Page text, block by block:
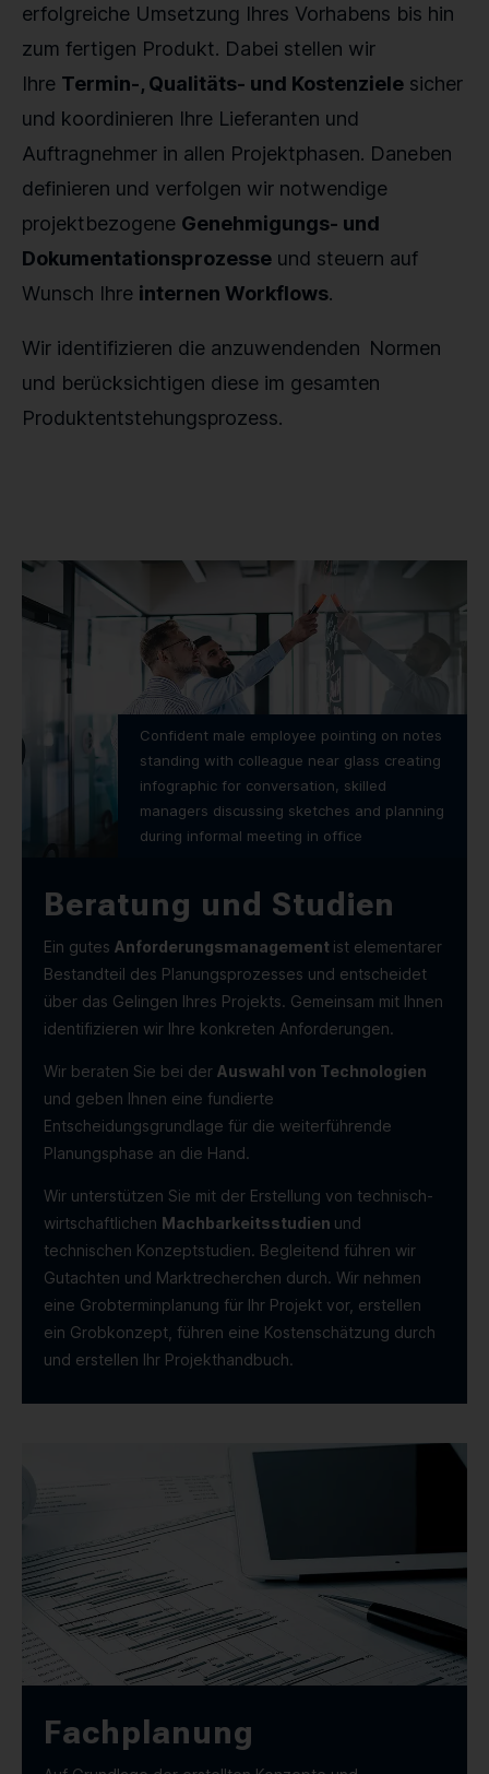
erfolgreiche Umsetzung Ihres Vorhabens bis hin
zum fertigen Produkt. Dabei stellen wir
Ihre Termin-, Qualitäts- und Kostenziele sicher
und koordinieren Ihre Lieferanten und
Auftragnehmer in allen Projektphasen. Daneben
definieren und verfolgen wir notwendige
projektbezogene Genehmigungs- und
Dokumentationsprozesse und steuern auf
Wunsch Ihre internen Workflows.
Wir identifizieren die anzuwendenden Normen
und berücksichtigen diese im gesamten
Produktentstehungsprozess.
Confident male employee pointing on notes
standing with colleague near glass creating
infographic for conversation, skilled
managers discussing sketches and planning
during informal meeting in office
Beratung und Studien
Ein gutes Anforderungsmanagement ist elementarer
Bestandteil des Planungsprozesses und entscheidet
über das Gelingen Ihres Projekts. Gemeinsam mit Ihnen
identifizieren wir Ihre konkreten Anforderungen.
Wir beraten Sie bei der Auswahl von Technologien
und geben Ihnen eine fundierte
Entscheidungsgrundlage für die weiterführende
Planungsphase an die Hand.
Wir unterstützen Sie mit der Erstellung von technisch-
wirtschaftlichen Machbarkeitsstudien und
technischen Konzeptstudien. Begleitend führen wir
Gutachten und Marktrecherchen durch. Wir nehmen
eine Grobterminplanung für Ihr Projekt vor, erstellen
ein Grobkonzept, führen eine Kostenschätzung durch
und erstellen Ihr Projekthandbuch.
Fachplanung